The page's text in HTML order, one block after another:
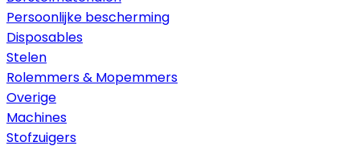
Persoonlijke bescherming
Disposables
Stelen
Rolemmers & Mopemmers
Overige
Machines
Stofzuigers